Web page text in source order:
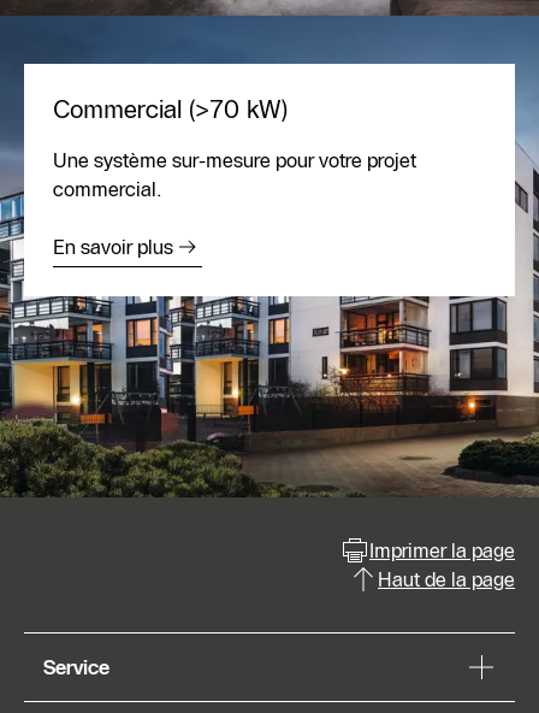
Commercial (>70 kW)
Une système sur-mesure pour votre projet
commercial.
En savoir plus
Imprimer la page
Haut de la page
Service